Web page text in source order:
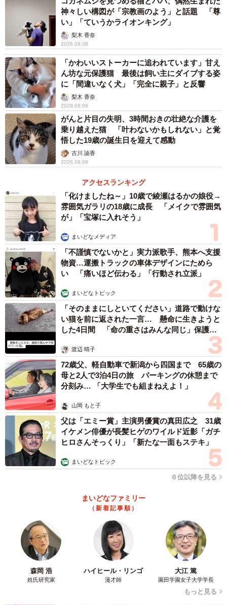
神々しい構図が「宗教画のよう」と話題 「尊
い」「ていうかライオンキング」
梨木 香奈
2026.08.06
「かわいいストーカーに追われています」甘え
ん坊な元保護猫 最後は飼い主にダイブする姿
に「間違いなく犬」「完全に親子」と反響
梨木 香奈
2026.08.06
がんと片目の失明、3時間おきの壮絶な介護を
乗り越えた猫 「叶わないかもしれない」と覚
悟した19歳の誕生日を迎えて感動
古川 諭香
2026.08.06
アクセスランキング
「化けましたね～」10歳で綾瀬はるかの娘役→
雰囲気ガラリの18歳に成長 「メイクで雰囲気
が」「宝塚に入れそう」
まいどなメディア
「不謹慎でないかと」実力派歌手、熊本へ支援
物資…運搬トラックの車体デザインにためら
い 「痛いほど伝わる」「行動され立派」
まいどなトピック
「そのままにしといてください」道路で動けな
い猫を前に返された一言… 懸命に生きようと
した4日間 「命の重さはみんな同じ」保護団
渡辺 晴子
72歳父、軽自動車で新潟から四国まで 65歳の
母と2人で3泊4日の旅 パーキングの休憩まで
分刻み… 「大学生でも組まねえよ！」
山岡 もと子
父は「エミー賞」主演男優賞の真田広之 31歳
イケメン俳優が長髪ヒゲのワイルド近影「ガチ
ヒロさんそっくり」「新たな一面もステキ」
まいどなトピック
６位以降を見る
まいどなファミリー
（新着記事順）
森岡 浩
姓氏研究家
ハイヒール・リンゴ
漫才師
大江 篤
園田学園女子大学学長
もっと見る